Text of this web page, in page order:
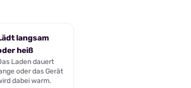
langsam
heiß
Laden dauert
oder das Gerät
dabei warm.